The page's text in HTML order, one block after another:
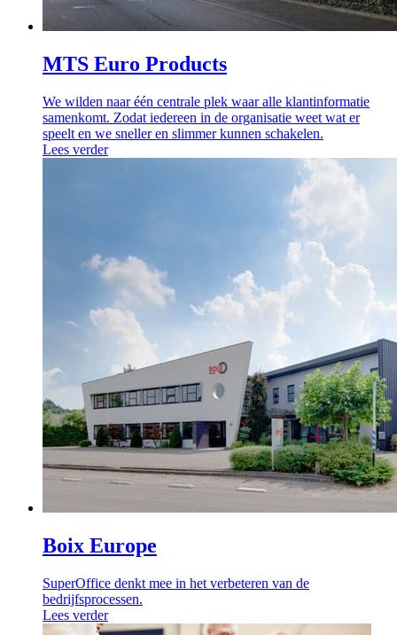
MTS Euro Products
We wilden naar één centrale plek waar alle klantinformatie
samenkomt. Zodat iedereen in de organisatie weet wat er
speelt en we sneller en slimmer kunnen schakelen.
Lees verder
Boix Europe
SuperOffice denkt mee in het verbeteren van de
bedrijfsprocessen.
Lees verder